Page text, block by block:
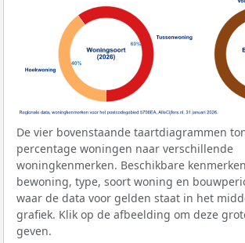
De vier bovenstaande taartdiagrammen
percentage woningen naar verschillende
woningkenmerken. Beschikbare
bewoning, type, soort woning en
waar de data voor gelden staat in het
grafiek. Klik op de afbeelding om deze
geven.